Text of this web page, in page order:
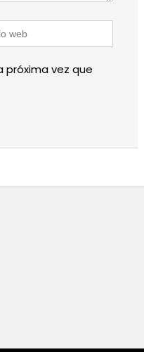
próxima vez que